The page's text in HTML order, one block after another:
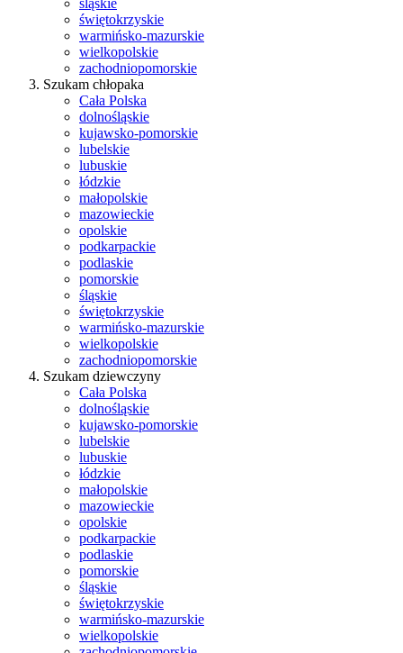
śląskie
świętokrzyskie
warmińsko-mazurskie
wielkopolskie
zachodniopomorskie
Szukam chłopaka
Cała Polska
dolnośląskie
kujawsko-pomorskie
lubelskie
lubuskie
łódzkie
małopolskie
mazowieckie
opolskie
podkarpackie
podlaskie
pomorskie
śląskie
świętokrzyskie
warmińsko-mazurskie
wielkopolskie
zachodniopomorskie
Szukam dziewczyny
Cała Polska
dolnośląskie
kujawsko-pomorskie
lubelskie
lubuskie
łódzkie
małopolskie
mazowieckie
opolskie
podkarpackie
podlaskie
pomorskie
śląskie
świętokrzyskie
warmińsko-mazurskie
wielkopolskie